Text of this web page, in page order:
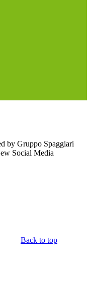
by Gruppo Spaggiari
Social Media
Back to top